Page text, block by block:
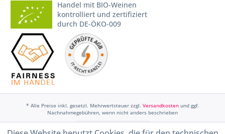
Handel mit BIO-Weinen
kontrolliert und zertifiziert
durch DE-ÖKO-009
* Alle Preise inkl. gesetzl. Mehrwertsteuer zzgl. Versandkosten und ggf.
Nachnahmegebühren, wenn nicht anders beschrieben
Widerruf erklären